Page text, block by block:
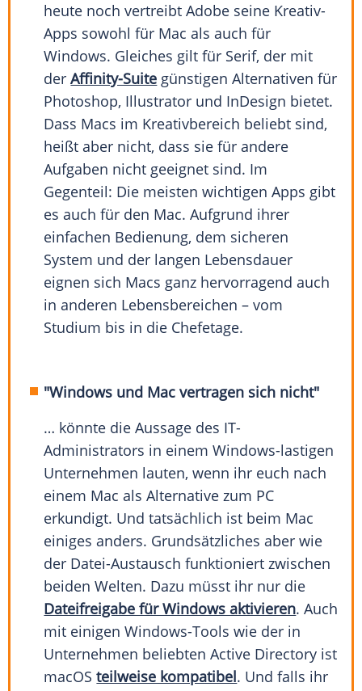
heute noch vertreibt Adobe seine Kreativ-
Apps sowohl für Mac als auch für
Windows. Gleiches gilt für Serif, der mit
derAffinity-Suite günstigen Alternativen für
Photoshop, Illustrator und InDesign bietet.
Dass Macs im Kreativbereich beliebt sind,
heißt aber nicht, dass sie für andere
Aufgaben nicht geeignet sind. Im
Gegenteil: Die meisten wichtigen Apps gibt
es auch für den Mac. Aufgrund ihrer
einfachen Bedienung, dem sicheren
System und der langen Lebensdauer
eignen sich Macs ganz hervorragend auch
in anderen Lebensbereichen – vom
Studium bis in die Chefetage.
"Windows und Mac vertragen sich nicht"
… könnte die Aussage des IT-
Administrators in einem Windows-lastigen
Unternehmen lauten, wenn ihr euch nach
einem Mac als Alternative zum PC
erkundigt. Und tatsächlich ist beim Mac
einiges anders. Grundsätzliches aber wie
der Datei-Austausch funktioniert zwischen
beiden Welten. Dazu müsst ihr nur die
Dateifreigabe für Windows aktivieren. Auch
mit einigen Windows-Tools wie der in
Unternehmen beliebten Active Directory ist
macOSteilweise kompatibel. Und falls ihr